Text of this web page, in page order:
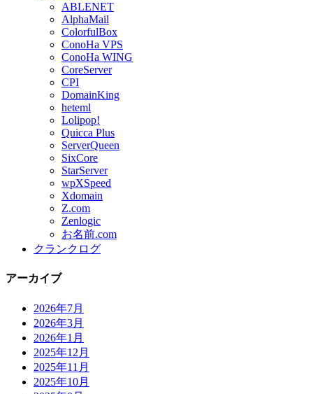
ABLENET
AlphaMail
ColorfulBox
ConoHa VPS
ConoHa WING
CoreServer
CPI
DomainKing
heteml
Lolipop!
Quicca Plus
ServerQueen
SixCore
StarServer
wpXSpeed
Xdomain
Z.com
Zenlogic
お名前.com
クランクログ
アーカイブ
2026年7月
2026年3月
2026年1月
2025年12月
2025年11月
2025年10月